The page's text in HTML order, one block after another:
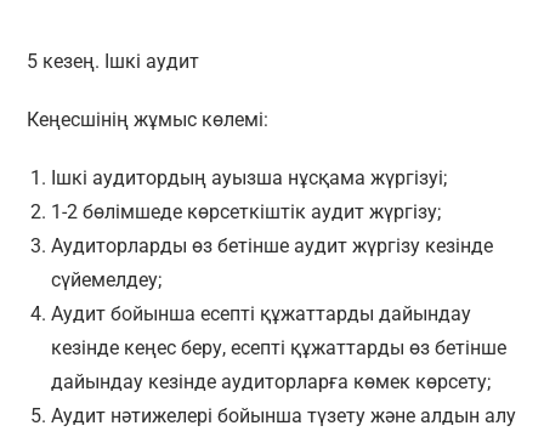
5 кезең. Ішкі аудит
Кеңесшінің жұмыс көлемі:
Ішкі аудитордың ауызша нұсқама жүргізуі;
1-2 бөлімшеде көрсеткіштік аудит жүргізу;
Аудиторларды өз бетінше аудит жүргізу кезінде
сүйемелдеу;
Аудит бойынша есепті құжаттарды дайындау
кезінде кеңес беру, есепті құжаттарды өз бетінше
дайындау кезінде аудиторларға көмек көрсету;
Аудит нәтижелері бойынша түзету және алдын алу